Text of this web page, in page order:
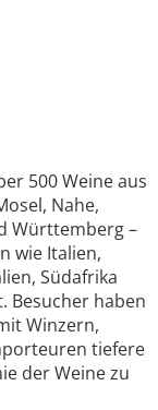
500 Weine aus
Nahe,
Württemberg –
wie Italien,
Südafrika
Besucher haben
Winzern,
tiefere
der Weine zu